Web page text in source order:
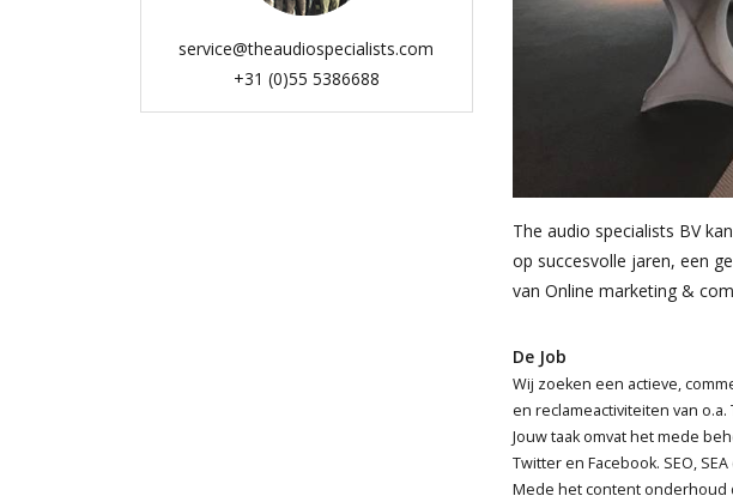
The audio specialists BV
op succesvolle jaren, een
van Online marketing &
De Job
Wij zoeken een actieve,
en reclameactiviteiten van
Jouw taak omvat het mede
Twitter en Facebook. SEO,
Mede het content onderhoud
service@theaudiospecialists.com
+31 (0)55 5386688